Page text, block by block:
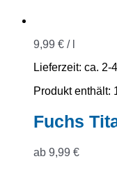
9,99 € /
Lieferzeit: ca. 2-
Produkt enthält:
Fuchs
ab 9,99 €